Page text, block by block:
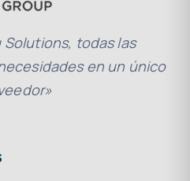
Solutions, todas las
en un único